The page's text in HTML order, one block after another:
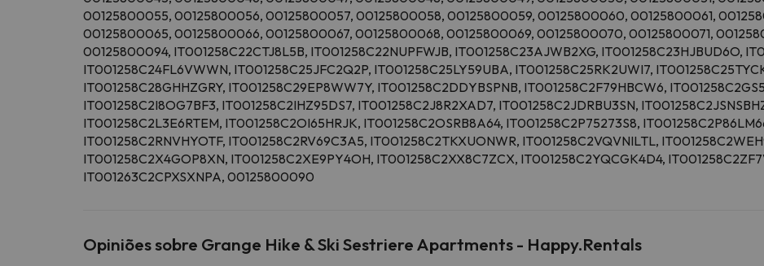
00125800055, 00125800056, 00125800057, 00125800058, 00125800059, 00125800060, 00125800061,
00125800065, 00125800066, 00125800067, 00125800068, 00125800069, 00125800070, 00125800071,
00125800094, IT001258C22CTJ8L5B, IT001258C22NUPFWJB, IT001258C23AJWB2XG, IT001258C23HJBUD6O,
IT001258C24FL6VWWN, IT001258C25JFC2Q2P, IT001258C25LY59UBA, IT001258C25RK2UWI7,
IT001258C28GHHZGRY, IT001258C29EP8WW7Y, IT001258C2DDYBSPNB, IT001258C2F79HBCW6,
IT001258C2I8OG7BF3, IT001258C2IHZ95DS7, IT001258C2J8R2XAD7, IT001258C2JDRBU3SN,
IT001258C2L3E6RTEM, IT001258C2OI65HRJK, IT001258C2OSRB8A64, IT001258C2P75273S8,
IT001258C2RNVHYOTF, IT001258C2RV69C3A5, IT001258C2TKXUONWR, IT001258C2VQVNILTL,
IT001258C2X4GOP8XN, IT001258C2XE9PY4OH, IT001258C2XX8C7ZCX, IT001258C2YQCGK4D4,
IT001263C2CPXSXNPA, 00125800090
Opiniões sobre Grange Hike & Ski Sestriere Apartments - Happy.Rentals